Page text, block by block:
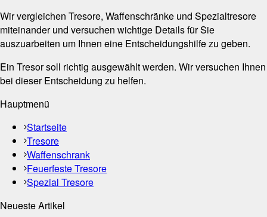
Wir vergleichen Tresore, Waffenschränke und Spezialtresore
miteinander und versuchen wichtige Details für Sie
auszuarbeiten um Ihnen eine Entscheidungshilfe zu geben.
Ein Tresor soll richtig ausgewählt werden. Wir versuchen Ihnen
bei dieser Entscheidung zu helfen.
Hauptmenü
Startseite
Tresore
Waffenschrank
Feuerfeste Tresore
Spezial Tresore
Neueste Artikel